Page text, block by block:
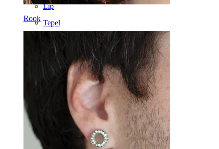
Rook
Lip
Tepel
Industrial
Dermal
Helix
14k Goud